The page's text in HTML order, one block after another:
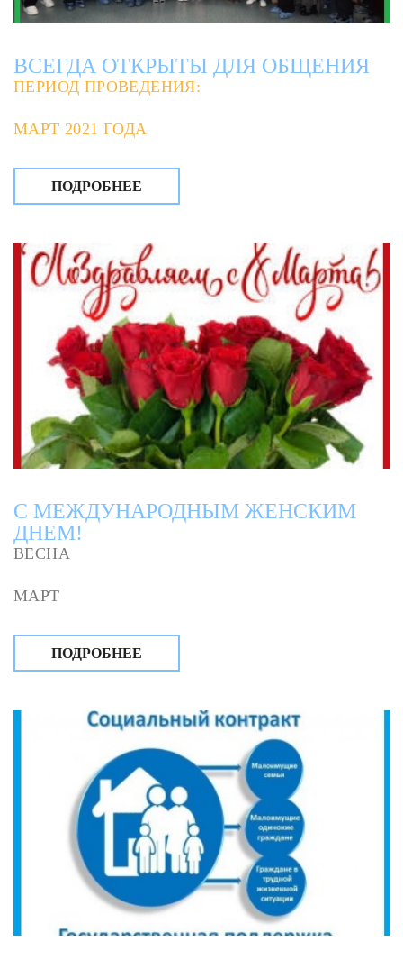
ВСЕГДА ОТКРЫТЫ ДЛЯ ОБЩЕНИЯ
ПЕРИОД ПРОВЕДЕНИЯ:
МАРТ 2021 ГОДА
ПОДРОБНЕЕ
С МЕЖДУНАРОДНЫМ ЖЕНСКИМ
ДНЕМ!
ВЕСНА
МАРТ
ПОДРОБНЕЕ